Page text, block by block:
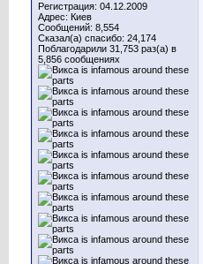
Регистрация: 04.12.2009
Адрес: Киев
Сообщений: 8,554
Сказал(а) спасибо: 24,174
Поблагодарили 31,753 раз(а) в
5,856 сообщениях